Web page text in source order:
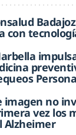
con
imagen no
vez los
Alzheimer